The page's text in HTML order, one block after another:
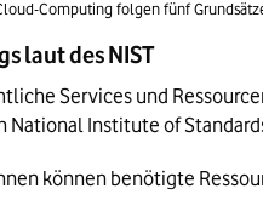
Computing folgen fünf
laut des NIST
Services und
National Institute of
können benötigte